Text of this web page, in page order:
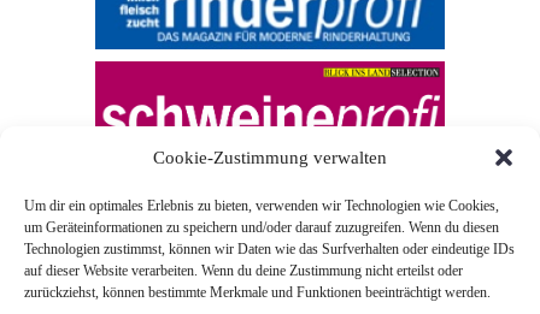
Cookie-Zustimmung verwalten
Um dir ein optimales Erlebnis zu bieten, verwenden wir Technologien wie Cookies,
um Geräteinformationen zu speichern und/oder darauf zuzugreifen. Wenn du diesen
Technologien zustimmst, können wir Daten wie das Surfverhalten oder eindeutige IDs
auf dieser Website verarbeiten. Wenn du deine Zustimmung nicht erteilst oder
zurückziehst, können bestimmte Merkmale und Funktionen beeinträchtigt werden.